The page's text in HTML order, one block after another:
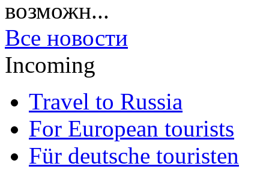
возможн...
Все новости
Incoming
Travel to Russia
For European tourists
Für deutsche touristen